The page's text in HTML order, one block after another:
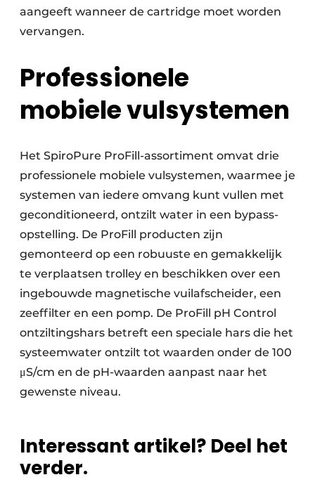
aangeeft wanneer de cartridge moet worden
vervangen.
Professionele
mobiele vulsystemen
Het SpiroPure ProFill-assortiment omvat drie
professionele mobiele vulsystemen, waarmee je
systemen van iedere omvang kunt vullen met
geconditioneerd, ontzilt water in een bypass-
opstelling. De ProFill producten zijn
gemonteerd op een robuuste en gemakkelijk
te verplaatsen trolley en beschikken over een
ingebouwde magnetische vuilafscheider, een
zeeffilter en een pomp. De ProFill pH Control
ontziltingshars betreft een speciale hars die het
systeemwater ontzilt tot waarden onder de 100
μS/cm en de pH-waarden aanpast naar het
gewenste niveau.
Interessant artikel? Deel het
verder.